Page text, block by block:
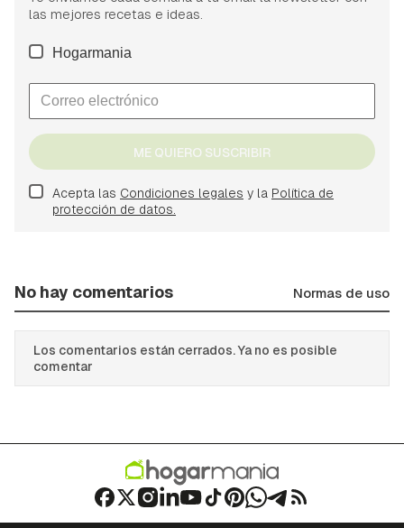
las mejores recetas e ideas.
Hogarmania
ME QUIERO SUSCRIBIR
Acepta las Condiciones legales y la Política de
protección de datos.
No hay comentarios Normas de uso
Los comentarios están cerrados. Ya no es posible
comentar